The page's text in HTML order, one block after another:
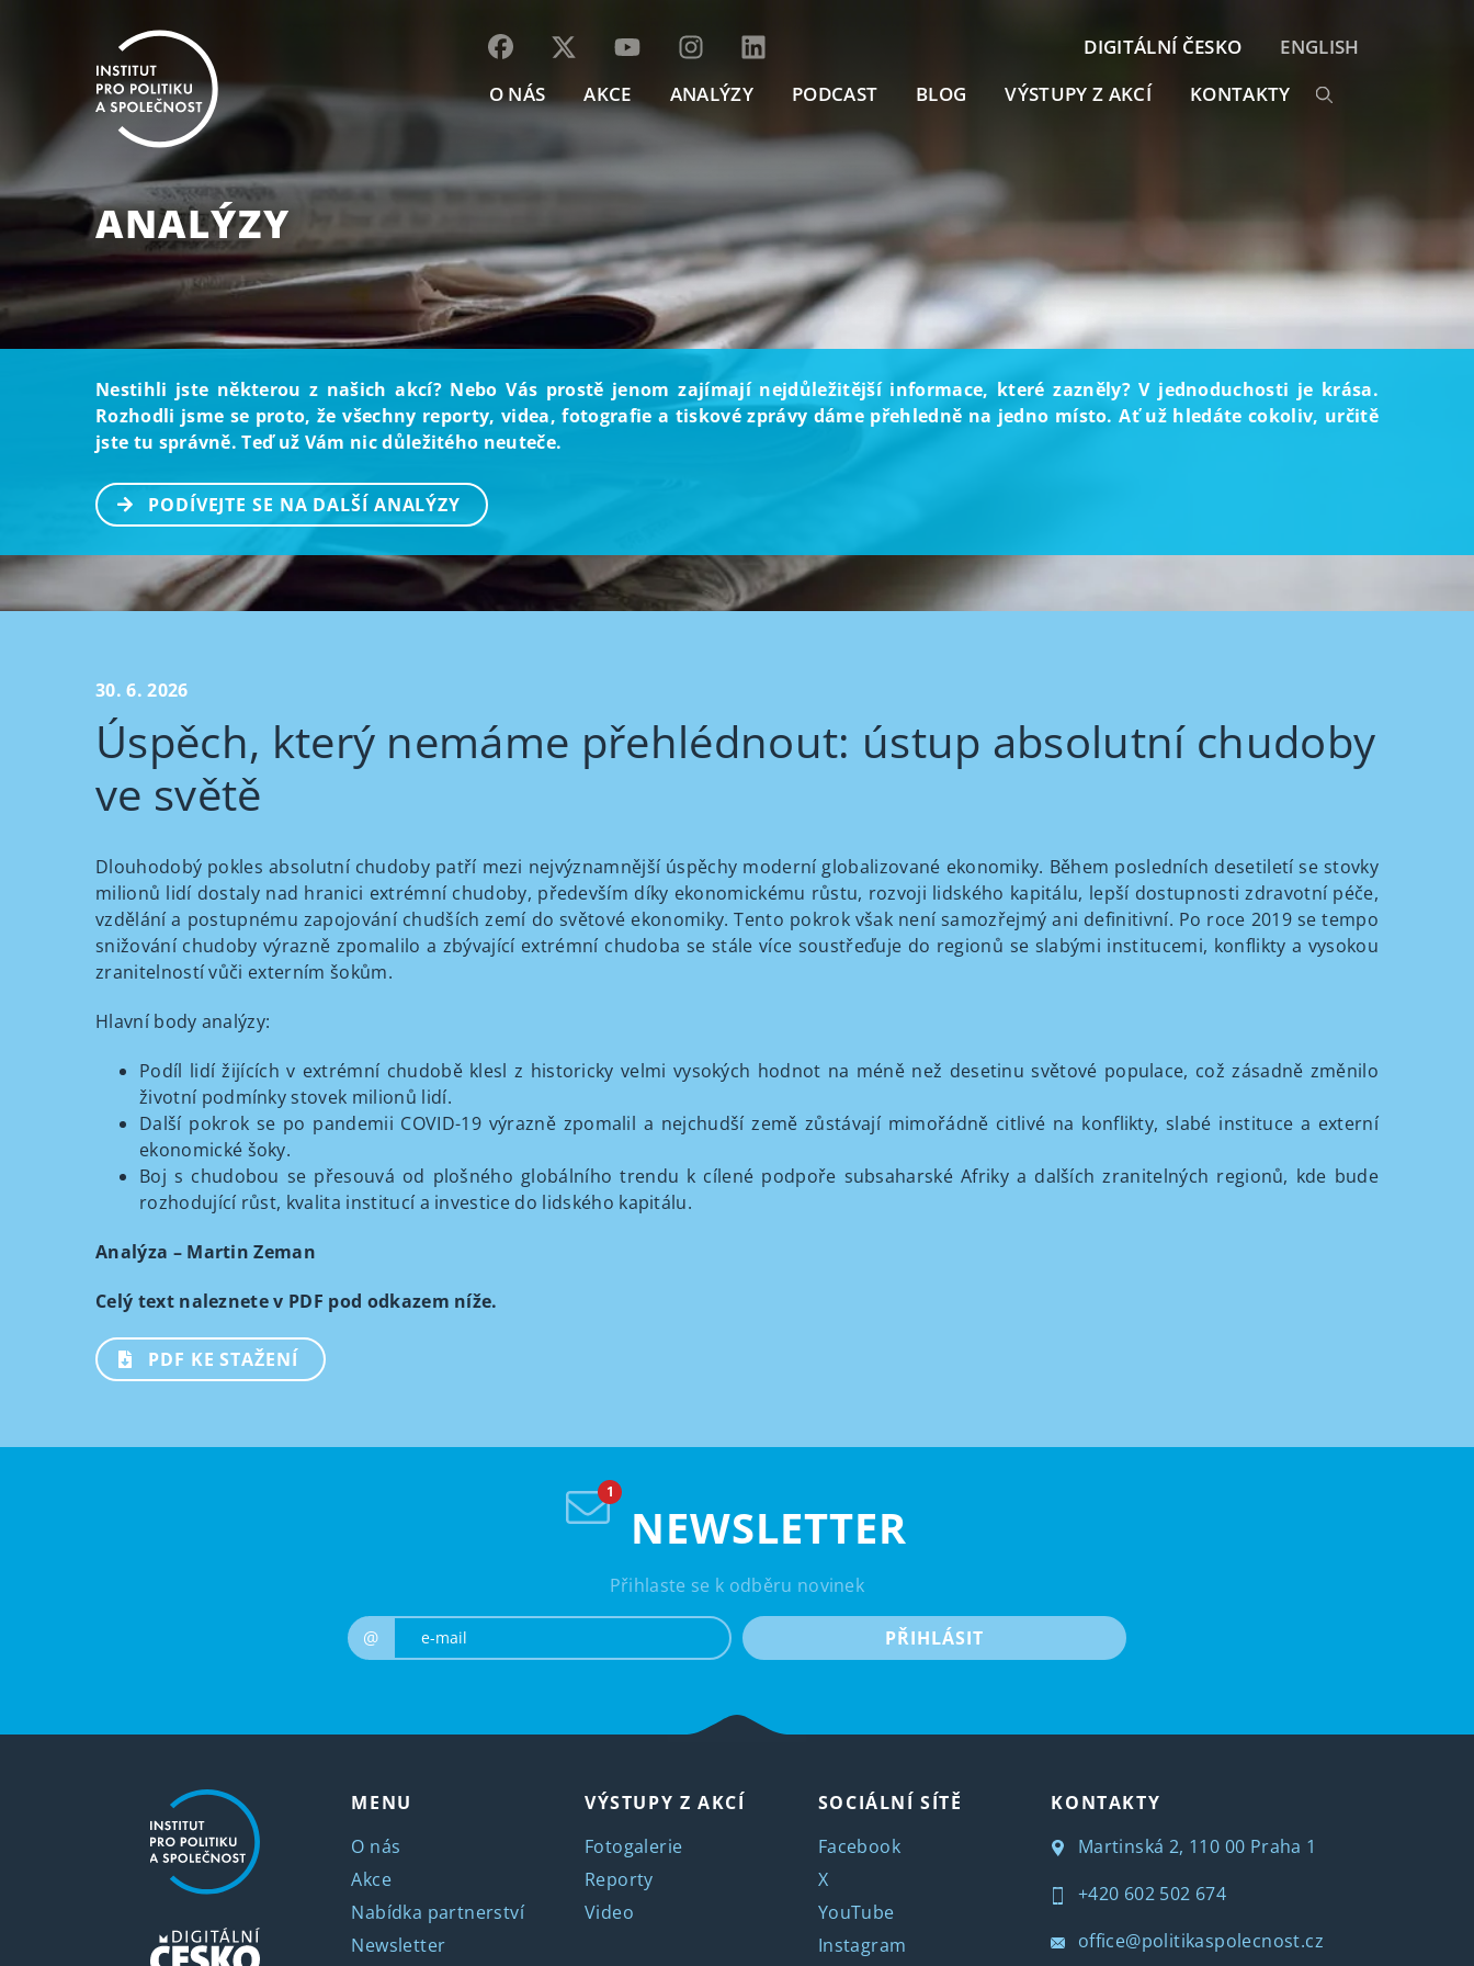
O NÁS AKCE ANALÝZY PODCAST BLOG VÝSTUPY Z AKCÍ KONTAKTY
DIGITÁLNÍ ČESKO ENGLISH
ANALÝZY
Nestihli jste některou z našich akcí? Nebo Vás prostě jenom zajímají nejdůležitější informace, které zazněly? V jednoduchosti je krása.
Rozhodli jsme se proto, že všechny reporty, videa, fotografie a tiskové zprávy dáme přehledně na jedno místo. Ať už hledáte cokoliv, určitě
jste tu správně. Teď už Vám nic důležitého neuteče.
PODÍVEJTE SE NA DALŠÍ ANALÝZY
30. 6. 2026
Úspěch, který nemáme přehlédnout: ústup absolutní chudoby
ve světě
Dlouhodobý pokles absolutní chudoby patří mezi nejvýznamnější úspěchy moderní globalizované ekonomiky. Během posledních desetiletí se stovky
milionů lidí dostaly nad hranici extrémní chudoby, především díky ekonomickému růstu, rozvoji lidského kapitálu, lepší dostupnosti zdravotní péče,
vzdělání a postupnému zapojování chudších zemí do světové ekonomiky. Tento pokrok však není samozřejmý ani definitivní. Po roce 2019 se tempo
snižování chudoby výrazně zpomalilo a zbývající extrémní chudoba se stále více soustřeďuje do regionů se slabými institucemi, konflikty a vysokou
zranitelností vůči externím šokům.
Hlavní body analýzy:
Podíl lidí žijících v extrémní chudobě klesl z historicky velmi vysokých hodnot na méně než desetinu světové populace, což zásadně změnilo
životní podmínky stovek milionů lidí.
Další pokrok se po pandemii COVID-19 výrazně zpomalil a nejchudší země zůstávají mimořádně citlivé na konflikty, slabé instituce a externí
ekonomické šoky.
Boj s chudobou se přesouvá od plošného globálního trendu k cílené podpoře subsaharské Afriky a dalších zranitelných regionů, kde bude
rozhodující růst, kvalita institucí a investice do lidského kapitálu.
Analýza – Martin Zeman
Celý text naleznete v PDF pod odkazem níže.
PDF KE STAŽENÍ
NEWSLETTER
Přihlaste se k odběru novinek
@ PŘIHLÁSIT
MENU
O nás
Akce
Nabídka partnerství
Newsletter
VÝSTUPY Z AKCÍ
Fotogalerie
Reporty
Video
SOCIÁLNÍ SÍTĚ
Facebook
X
YouTube
Instagram
KONTAKTY
Martinská 2, 110 00 Praha 1
+420 602 502 674
office@politikaspolecnost.cz